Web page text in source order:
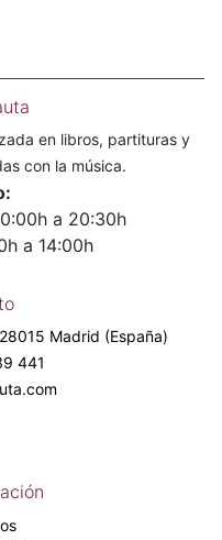
en libros, partituras y
con la música.
a 20:30h
a 14:00h
Madrid (España)
441